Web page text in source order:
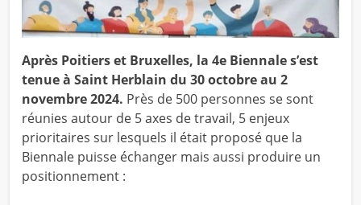
Après Poitiers et Bruxelles, la 4e Biennale s’est
tenue à Saint Herblain du 30 octobre au 2
novembre 2024. Près de 500 personnes se sont
réunies autour de 5 axes de travail, 5 enjeux
prioritaires sur lesquels il était proposé que la
Biennale puisse échanger mais aussi produire un
positionnement :